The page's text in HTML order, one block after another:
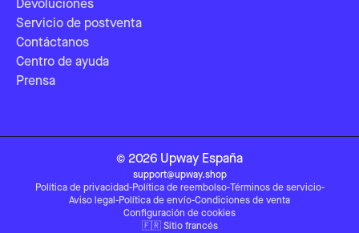
Devoluciones
Servicio de postventa
Contáctanos
Centro de ayuda
Prensa
© 2026 Upway España
support@upway.shop
Política de privacidad-Política de reembolso-Términos de servicio-
Aviso legal -Política de envío-Condiciones de venta
Configuración de cookies
🇫🇷 Sitio francés